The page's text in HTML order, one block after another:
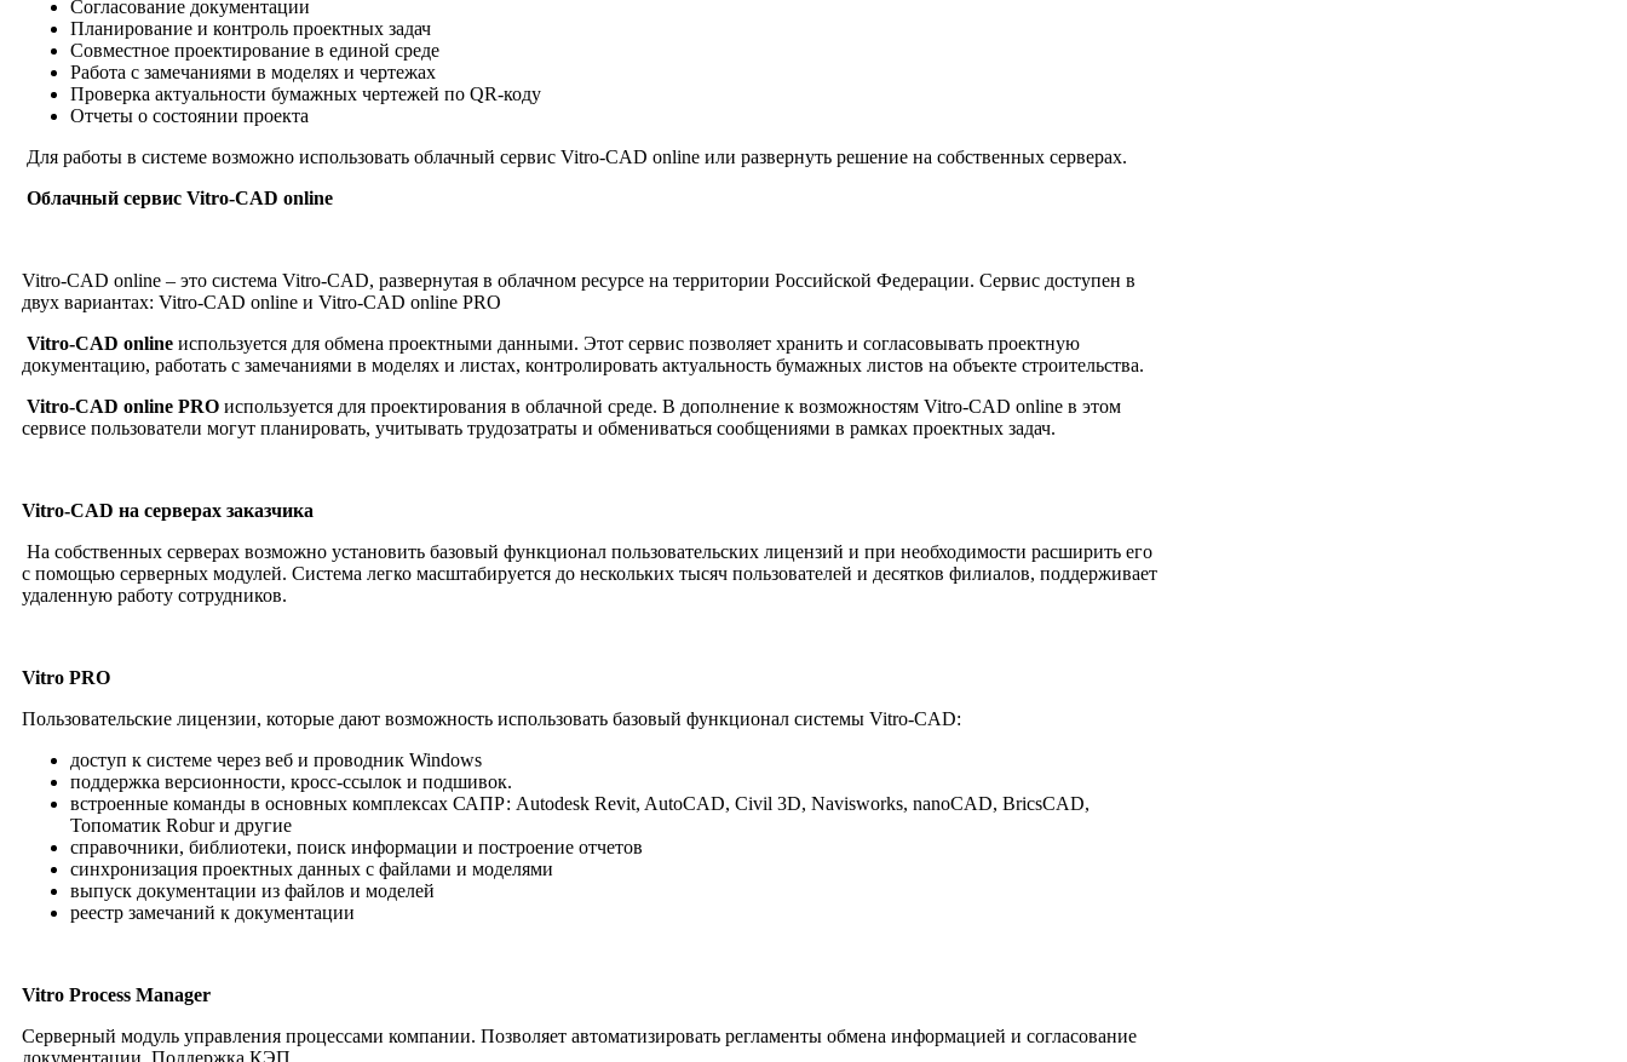
Согласование документации
Планирование и контроль проектных задач
Совместное проектирование в единой среде
Работа с замечаниями в моделях и чертежах
Проверка актуальности бумажных чертежей по QR-коду
Отчеты о состоянии проекта
Для работы в системе возможно использовать облачный сервис Vitro-CAD online или развернуть решение на собственных серверах.
Облачный сервис Vitro-CAD online
Vitro-CAD online – это система Vitro-CAD, развернутая в облачном ресурсе на территории Российской Федерации. Сервис доступен в
двух вариантах: Vitro-CAD online и Vitro-CAD online PRO
Vitro-CAD online используется для обмена проектными данными. Этот сервис позволяет хранить и согласовывать проектную
документацию, работать с замечаниями в моделях и листах, контролировать актуальность бумажных листов на объекте строительства.
Vitro-CAD online PRO используется для проектирования в облачной среде. В дополнение к возможностям Vitro-CAD online в этом
сервисе пользователи могут планировать, учитывать трудозатраты и обмениваться сообщениями в рамках проектных задач.
Vitro-CAD на серверах заказчика
На собственных серверах возможно установить базовый функционал пользовательских лицензий и при необходимости расширить его
с помощью серверных модулей. Система легко масштабируется до нескольких тысяч пользователей и десятков филиалов, поддерживает
удаленную работу сотрудников.
Vitro PRO
Пользовательские лицензии, которые дают возможность использовать базовый функционал системы Vitro-CAD:
доступ к системе через веб и проводник Windows
поддержка версионности, кросс-ссылок и подшивок.
встроенные команды в основных комплексах САПР: Autodesk Revit, AutoCAD, Civil 3D, Navisworks, nanoCAD, BricsCAD,
Топоматик Robur и другие
справочники, библиотеки, поиск информации и построение отчетов
синхронизация проектных данных с файлами и моделями
выпуск документации из файлов и моделей
реестр замечаний к документации
Vitro Process Manager
Серверный модуль управления процессами компании. Позволяет автоматизировать регламенты обмена информацией и согласование
документации. Поддержка КЭП.